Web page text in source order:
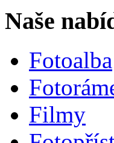
Naše
Fotoalba
Filmy